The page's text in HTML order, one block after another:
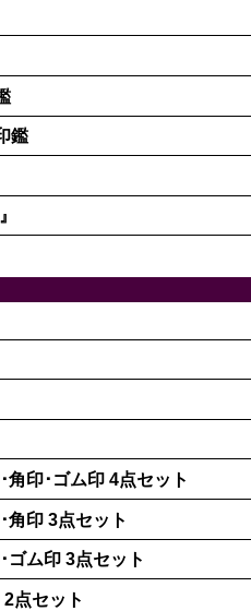
鑑
角印･ゴム印 4点セット
角印 3点セット
ゴム印 3点セット
点セット